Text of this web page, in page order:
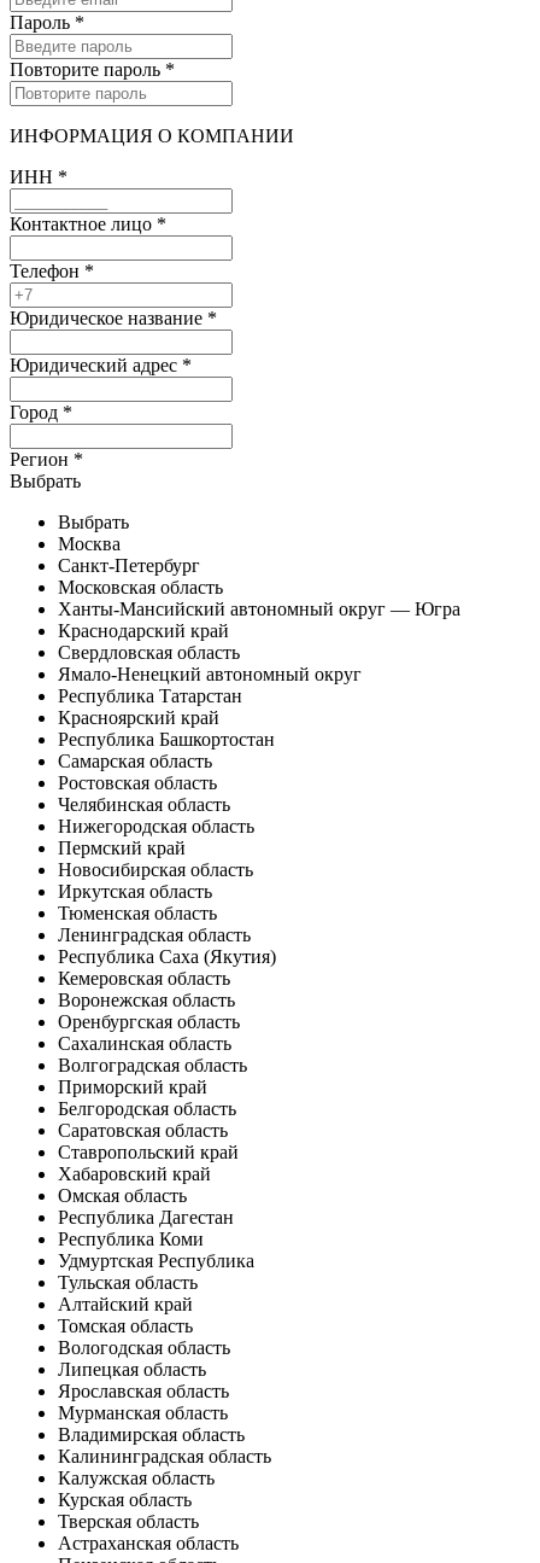
Пароль *
Повторите пароль *
ИНФОРМАЦИЯ О КОМПАНИИ
ИНН *
Контактное лицо *
Телефон *
Юридическое название *
Юридический адрес *
Город *
Регион *
Выбрать
Выбрать
Москва
Санкт-Петербург
Московская область
Ханты-Мансийский автономный округ — Югра
Краснодарский край
Свердловская область
Ямало-Ненецкий автономный округ
Республика Татарстан
Красноярский край
Республика Башкортостан
Самарская область
Ростовская область
Челябинская область
Нижегородская область
Пермский край
Новосибирская область
Иркутская область
Тюменская область
Ленинградская область
Республика Саха (Якутия)
Кемеровская область
Воронежская область
Оренбургская область
Сахалинская область
Волгоградская область
Приморский край
Белгородская область
Саратовская область
Ставропольский край
Хабаровский край
Омская область
Республика Дагестан
Республика Коми
Удмуртская Республика
Тульская область
Алтайский край
Томская область
Вологодская область
Липецкая область
Ярославская область
Мурманская область
Владимирская область
Калининградская область
Калужская область
Курская область
Тверская область
Астраханская область